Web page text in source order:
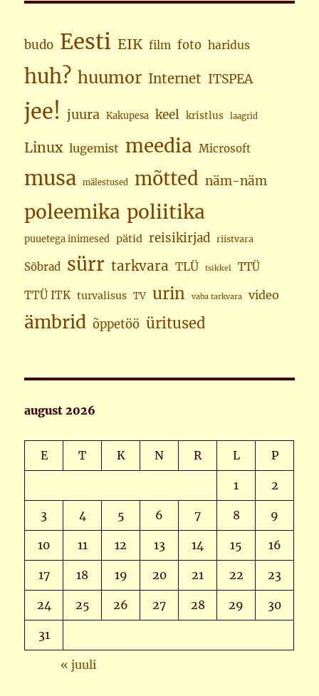
budo Eesti EIK film foto haridus
huh? huumor Internet ITSPEA
jee! juura Kakupesa keel kristlus laagrid
Linux lugemist meedia Microsoft
musa mälestused mõtted näm-näm
poleemika poliitika
puuetega inimesed pätid reisikirjad riistvara
Sõbrad sürr tarkvara TLÜ tsikkel TTÜ
TTÜ ITK turvalisus TV urin vaba tarkvara video
ämbrid õppetöö üritused
august 2026
E T K N R L P
1 2
3 4 5 6 7 8 9
10 11 12 13 14 15 16
17 18 19 20 21 22 23
24 25 26 27 28 29 30
31
« juuli